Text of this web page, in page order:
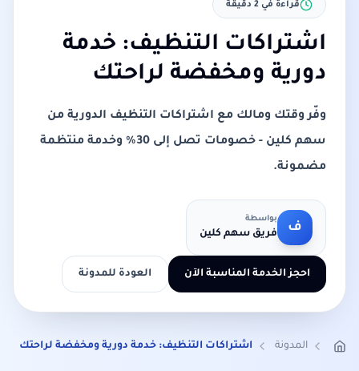
قراءة في 2 دقيقة
اشتراكات التنظيف: خدمة
دورية ومخفضة لراحتك
وفّر وقتك ومالك مع اشتراكات التنظيف الدورية من
سهم كلين - خصومات تصل إلى 30% وخدمة منتظمة
مضمونة.
ف
بواسطة
فريق سهم كلين
احجز الخدمة المناسبة الآن العودة للمدونة
المدونة اشتراكات التنظيف: خدمة دورية ومخفضة لراحتك